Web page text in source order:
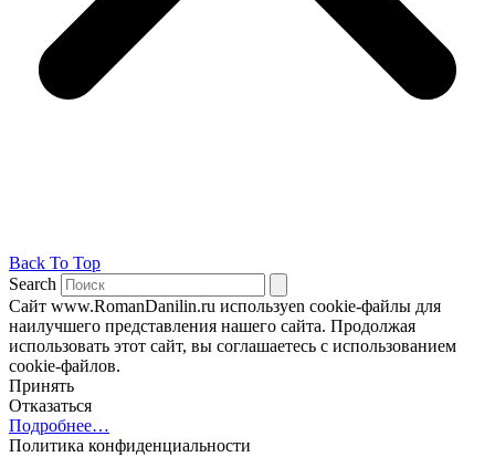
Back To Top
Search
Сайт www.RomanDanilin.ru используеn cookie-файлы для
наилучшего представления нашего сайта. Продолжая
использовать этот сайт, вы соглашаетесь с использованием
cookie-файлов.
Принять
Отказаться
Подробнее…
Политика конфиденциальности